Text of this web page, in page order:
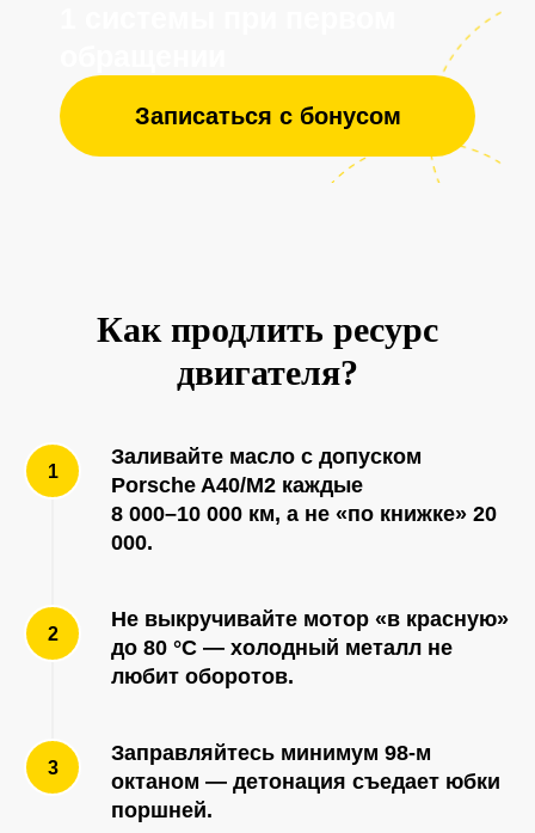
Как продлить ресурс
двигателя?
Заливайте масло с допуском
Porsche A40/M2 каждые
8 000–10 000 км, а не «по книжке» 20
000.
Не выкручивайте мотор «в красную»
до 80 °C — холодный металл не
любит оборотов.
Заправляйтесь минимум 98-м
октаном — детонация съедает юбки
поршней.